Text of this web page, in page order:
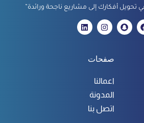
أفكارك إلى مشاريع ناجحة ورائدة”
صفحات
اعمالنا
المدونة
اتصل بنا